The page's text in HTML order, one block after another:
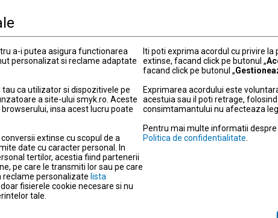
a-i putea asigura functionarea
personalizat si reclame adaptate
ca utilizator si dispozitivele pe
a site-ului smyk.ro. Aceste
insa acest lucru poate
extinse cu scopul de a
date cu caracter personal. In
tertilor, acestia fiind partenerii
pe care le transmiti lor sau pe care
reclame personalizate lista
fisierele cookie necesare si nu
tale.
Iti poti exprima acordul cu privire
extinse, facand click pe butonul „
facand click pe butonul „
Exprimarea acordului este
acestuia sau il poti retrage,
consimtamantului nu afecteaza
Pentru mai multe informatii
Politica de confidentialitate
metode de livrare
Politica cookies
Modifica setarile de
Informatii garantie
Informatii produse electronice
Protectia consumatorilor –
Despre companie